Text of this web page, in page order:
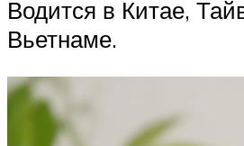
Водится в Китае,
Вьетнаме.